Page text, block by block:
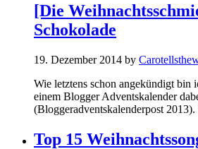
[Die
Schokolade
19. Dezember 2014 by
Wie letztens schon angekündigt bin
einem Blogger Adventskalender
(Bloggeradventskalenderpost
Top 15